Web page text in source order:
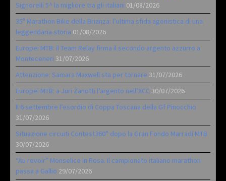
Signorelli 5^ la migliore tra gli italiani 01/08/2026
35ª Marathon Bike della Brianza: l’ultima sfida agonistica di una
leggendaria storia 01/08/2026
Europei MTB: il Team Relay firma il secondo argento azzurro a
Monteceneri 31/07/2026
Attenzione: Samara Maxwell sta per tornare 31/07/2026
Europei MTB: a Juri Zanotti l’argento nell’XCC 30/07/2026
Il 6 settembre l’esordio di Coppa Toscana della Gf Pinocchio
31/07/2026
Situazione circuiti Contest360° dopo la Gran Fondo Marradi MTB
30/07/2026
“Au revoir” Monselice in Rosa. Il campionato italiano marathon
passa a Gallio 29/07/2026